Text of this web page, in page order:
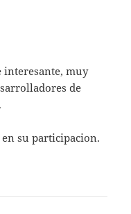
muy
de
su participacion.